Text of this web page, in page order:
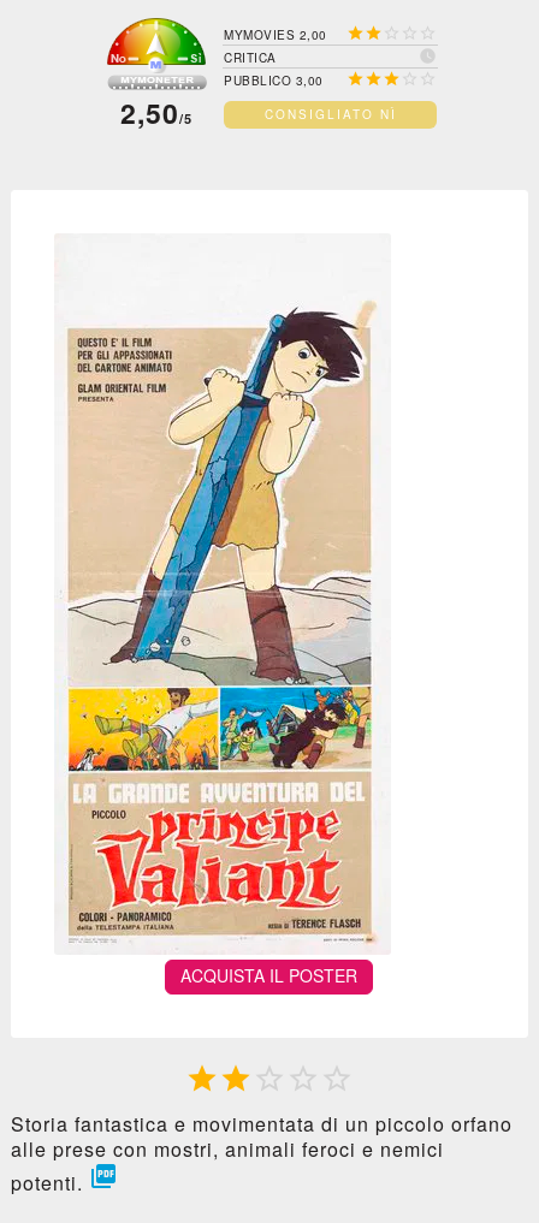
2,50/5
MYMOVIES 2,00    
CRITICA 
PUBBLICO 3,00   
CONSIGLIATO NÌ
ACQUISTA IL POSTER
   
Storia fantastica e movimentata di un piccolo orfano
alle prese con mostri, animali feroci e nemici
potenti. 